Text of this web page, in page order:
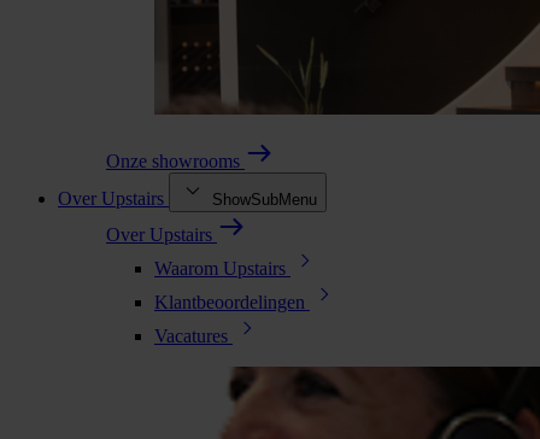
Onze showrooms
Over Upstairs
ShowSubMenu
Over Upstairs
Waarom Upstairs
Klantbeoordelingen
Vacatures